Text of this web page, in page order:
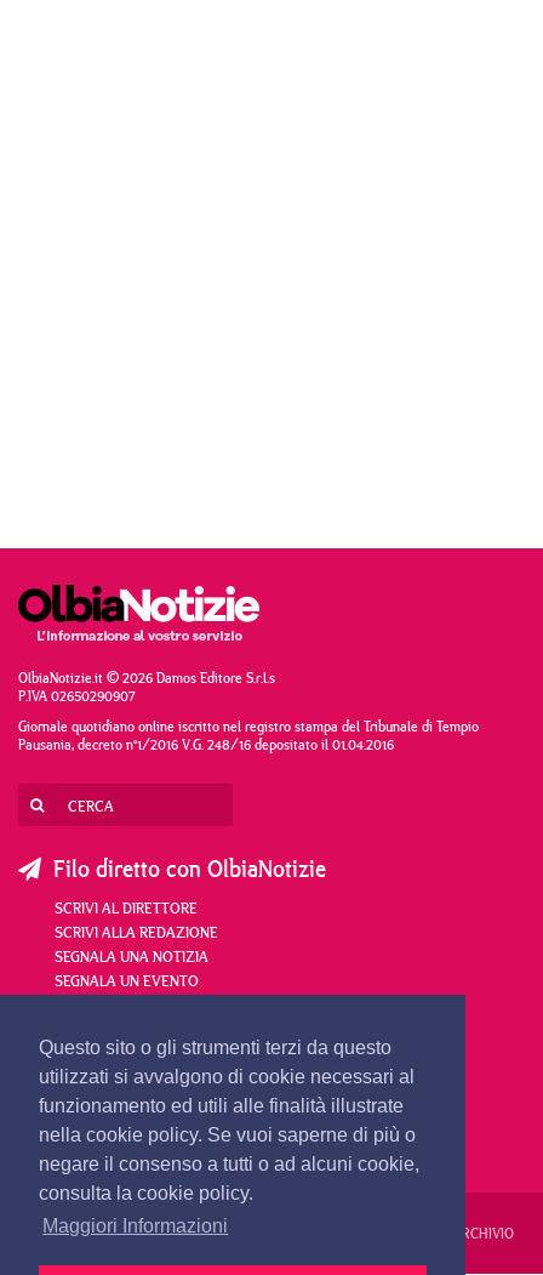
Questo sito o gli strumenti terzi da questo
utilizzati si avvalgono di cookie necessari al
funzionamento ed utili alle finalità illustrate
nella cookie policy. Se vuoi saperne di più o
negare il consenso a tutti o ad alcuni cookie,
consulta la cookie policy.
Maggiori Informazioni
OlbiaNotizie.it © 2026 Damos Editore S.r.l.s
P.IVA 02650290907
Giornale quotidiano online iscritto nel registro stampa del Tribunale di Tempio
Pausania, decreto n°1/2016 V.G. 248/16 depositato il 01.04.2016
Filo diretto con OlbiaNotizie
SCRIVI AL DIRETTORE
SCRIVI ALLA REDAZIONE
SEGNALA UNA NOTIZIA
SEGNALA UN EVENTO
redazione@olbianotizie.it
REDAZIONE PUBBLICITÀ PRIVACY E COOKIES ARCHIVIO